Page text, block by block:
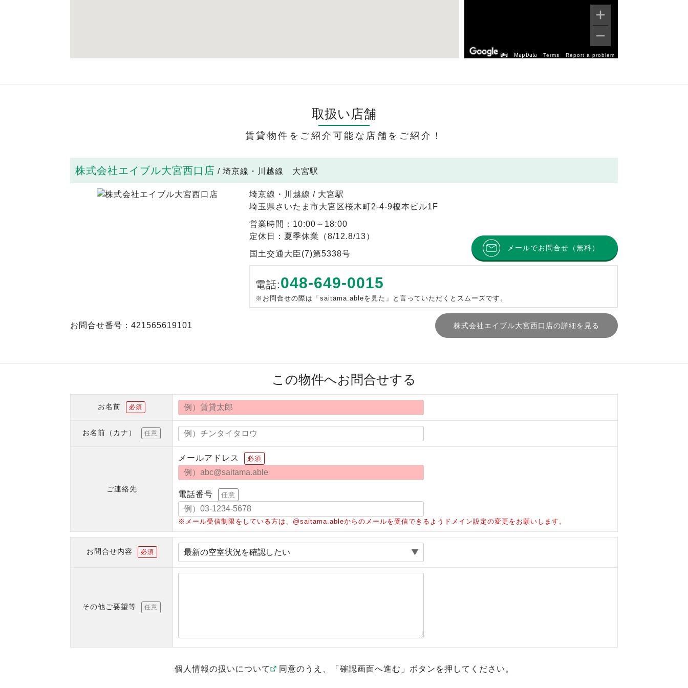
Map Data Terms Report a problem
取扱い店舗
賃貸物件をご紹介可能な店舗をご紹介！
株式会社エイブル大宮西口店 / 埼京線・川越線 大宮駅
埼京線・川越線 / 大宮駅
埼玉県さいたま市大宮区桜木町2-4-9榎本ビル1F
営業時間：10:00～18:00
定休日：夏季休業（8/12.8/13）
国土交通大臣(7)第5338号
メールでお問合せ（無料）
電話:048-649-0015
※お問合せの際は「saitama.ableを見た」と言っていただくとスムーズです。
お問合せ番号：421565619101 株式会社エイブル大宮西口店の詳細を見る
この物件へお問合せする
お名前 必須
お名前（カナ） 任意
ご連絡先
メールアドレス 必須
電話番号 任意
※メール受信制限をしている方は、@saitama.ableからのメールを受信できるようドメイン設定の変更をお願いします。
お問合せ内容 必須
その他ご要望等 任意
個人情報の扱いについて 同意のうえ、「確認画面へ進む」ボタンを押してください。